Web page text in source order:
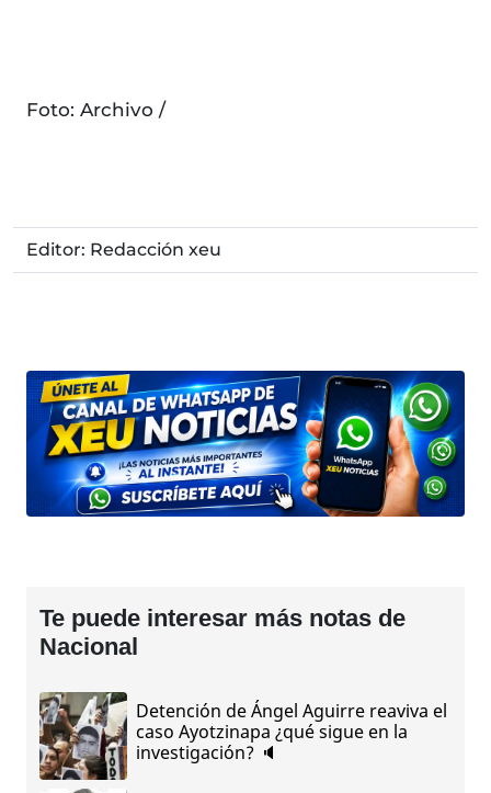
Foto: Archivo /
Editor: Redacción xeu
Te puede interesar más notas de
Nacional
Detención de Ángel Aguirre reaviva el
caso Ayotzinapa ¿qué sigue en la
investigación? 🔈